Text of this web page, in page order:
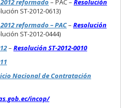
reformado – PAC – Resolución
ST-2012-0613)
reformado – PAC– Resolución
ST-2012-0444)
– Resolución ST-2012-0010
Nacional de Contratación
incop/